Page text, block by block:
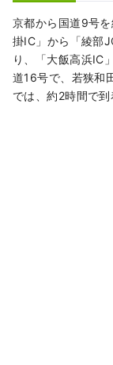
京都から国道9号
掛IC」から「綾部
り、「大飯高浜IC
道16号で、若狭和
では、約2時間で到